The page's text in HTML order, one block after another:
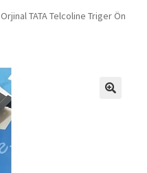
Orjinal TATA Telcoline Triger Ön